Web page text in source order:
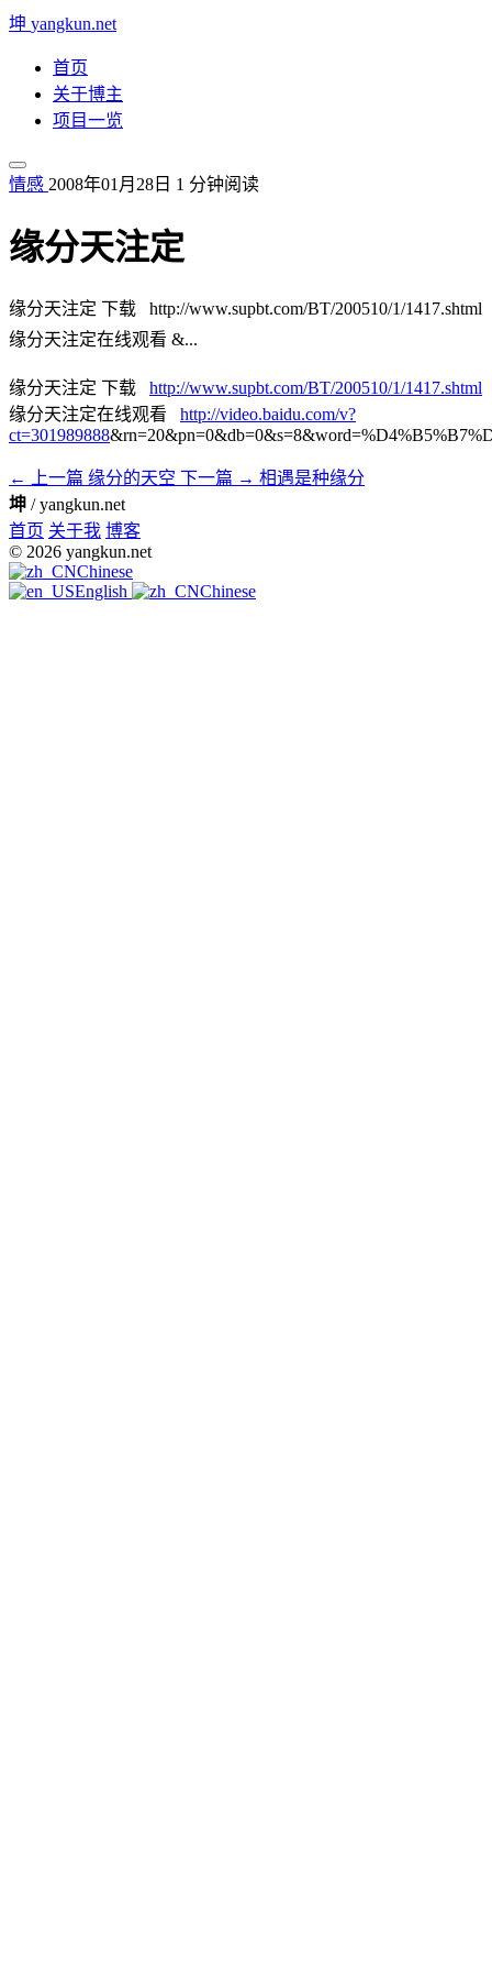
坤 yangkun.net
首页
关于博主
项目一览
情感 2008年01月28日 1 分钟阅读
缘分天注定
缘分天注定 下载 http://www.supbt.com/BT/200510/1/1417.shtml
缘分天注定在线观看 &...
缘分天注定 下载 http://www.supbt.com/BT/200510/1/1417.shtml
缘分天注定在线观看 http://video.baidu.com/v?
ct=301989888
← 上一篇 缘分的天空 下一篇 → 相遇是种缘分
坤 / yangkun.net
首页 关于我 博客
© 2026 yangkun.net
Chinese
English
Chinese